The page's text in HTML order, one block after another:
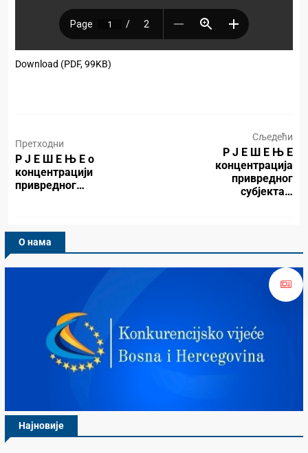
Download (PDF, 99KB)
Претходни
Р Ј Е Ш Е Њ Е о
концентрацији
привредног…
Сљедећи
Р Ј Е Ш Е Њ Е
концентрација
привредног
субјекта…
О нама
Најновије